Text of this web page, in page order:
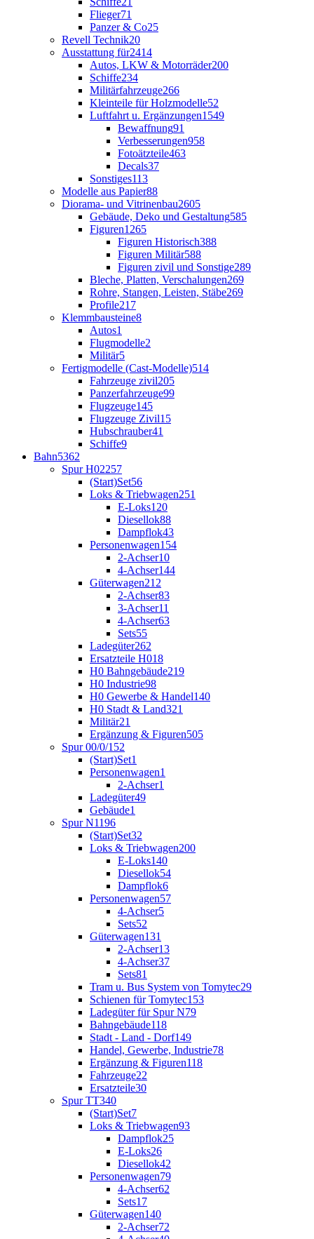
Flieger71
Panzer & Co25
Revell Technik20
Ausstattung für2414
Autos, LKW & Motorräder200
Schiffe234
Militärfahrzeuge266
Kleinteile für Holzmodelle52
Luftfahrt u. Ergänzungen1549
Bewaffnung91
Verbesserungen958
Fotoätzteile463
Decals37
Sonstiges113
Modelle aus Papier88
Diorama- und Vitrinenbau2605
Gebäude, Deko und Gestaltung585
Figuren1265
Figuren Historisch388
Figuren Militär588
Figuren zivil und Sonstige289
Bleche, Platten, Verschalungen269
Rohre, Stangen, Leisten, Stäbe269
Profile217
Klemmbausteine8
Autos1
Flugmodelle2
Militär5
Fertigmodelle (Cast-Modelle)514
Fahrzeuge zivil205
Panzerfahrzeuge99
Flugzeuge145
Flugzeuge Zivil15
Hubschrauber41
Schiffe9
Bahn5362
Spur H02257
(Start)Set56
Loks & Triebwagen251
E-Loks120
Diesellok88
Dampflok43
Personenwagen154
2-Achser10
4-Achser144
Güterwagen212
2-Achser83
3-Achser11
4-Achser63
Sets55
Ladegüter262
Ersatzteile H018
H0 Bahngebäude219
H0 Industrie98
H0 Gewerbe & Handel140
H0 Stadt & Land321
Militär21
Ergänzung & Figuren505
Spur 00/0/1 52
(Start)Set1
Personenwagen1
2-Achser1
Ladegüter49
Gebäude1
Spur N1196
(Start)Set32
Loks & Triebwagen200
E-Loks140
Diesellok54
Dampflok6
Personenwagen57
4-Achser5
Sets52
Güterwagen131
2-Achser13
4-Achser37
Sets81
Tram u. Bus System von Tomytec29
Schienen für Tomytec153
Ladegüter für Spur N79
Bahngebäude118
Stadt - Land - Dorf149
Handel, Gewerbe, Industrie78
Ergänzung & Figuren118
Fahrzeuge22
Ersatzteile30
Spur TT340
(Start)Set7
Loks & Triebwagen93
Dampflok25
E-Loks26
Diesellok42
Personenwagen79
4-Achser62
Sets17
Güterwagen140
2-Achser72